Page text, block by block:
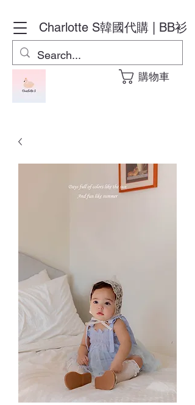
Charlotte S韓國代購 | BB衫
購物車